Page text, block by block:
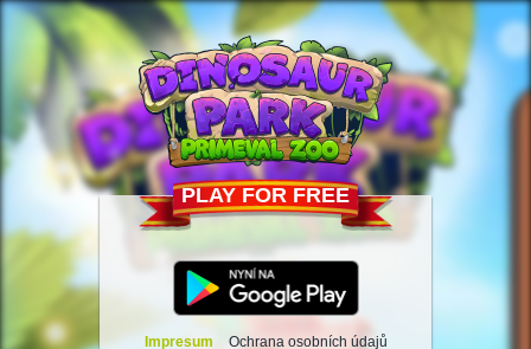
PLAY FOR FREE
Impresum
Ochrana osobních údajů